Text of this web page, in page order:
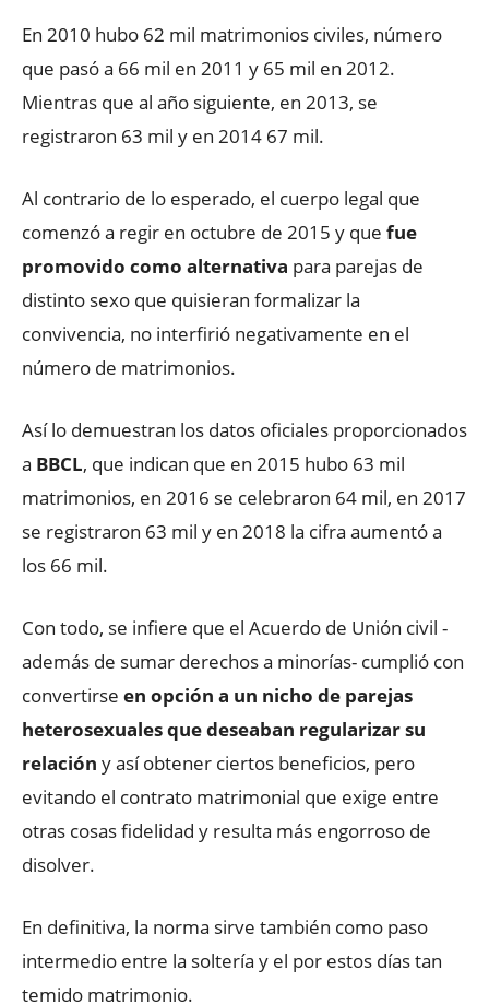
En 2010 hubo 62 mil matrimonios civiles, número
que pasó a 66 mil en 2011 y 65 mil en 2012.
Mientras que al año siguiente, en 2013, se
registraron 63 mil y en 2014 67 mil.
Al contrario de lo esperado, el cuerpo legal que
comenzó a regir en octubre de 2015 y que fue
promovido como alternativa para parejas de
distinto sexo que quisieran formalizar la
convivencia, no interfirió negativamente en el
número de matrimonios.
Así lo demuestran los datos oficiales proporcionados
a BBCL, que indican que en 2015 hubo 63 mil
matrimonios, en 2016 se celebraron 64 mil, en 2017
se registraron 63 mil y en 2018 la cifra aumentó a
los 66 mil.
Con todo, se infiere que el Acuerdo de Unión civil -
además de sumar derechos a minorías- cumplió con
convertirse en opción a un nicho de parejas
heterosexuales que deseaban regularizar su
relación y así obtener ciertos beneficios, pero
evitando el contrato matrimonial que exige entre
otras cosas fidelidad y resulta más engorroso de
disolver.
En definitiva, la norma sirve también como paso
intermedio entre la soltería y el por estos días tan
temido matrimonio.